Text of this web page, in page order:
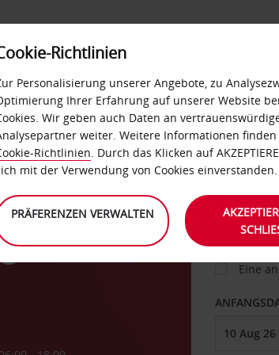
SELF-SERVICES
ABHOLEN
Eine
Richtlinien
Personalisierung unserer Angebote, zu
Ihrer Erfahrung auf unserer Website
Wir geben auch Daten an
weiter. Weitere Informationen
Richtlinien. Durch das Klicken auf
mit der Verwendung von Cookies einverstanden.
PRÄFERENZEN VERWALTEN